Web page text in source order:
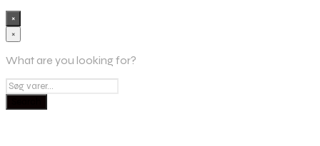
×
×
What are you looking for?